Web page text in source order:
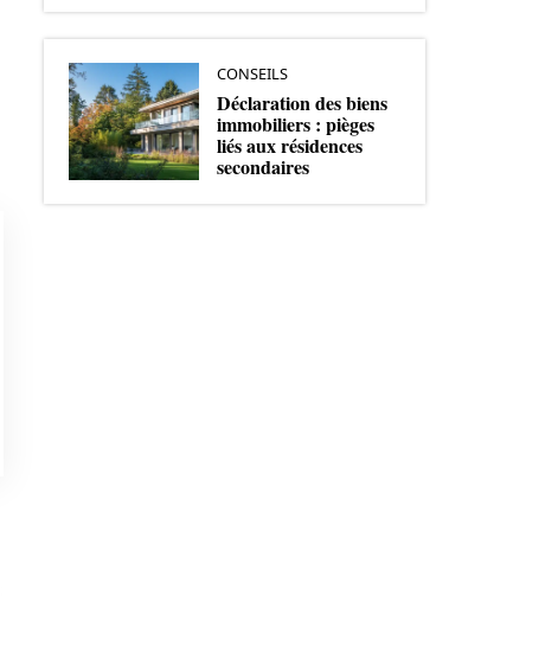
CONSEILS
Déclaration des biens
immobiliers : pièges
liés aux résidences
secondaires